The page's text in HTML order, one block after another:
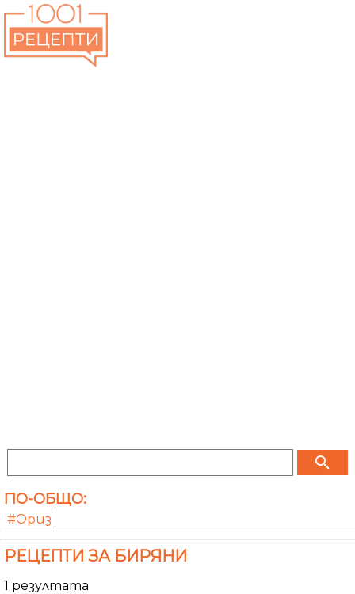
search
ПО-ОБЩО:
#Ориз
РЕЦЕПТИ ЗА БИРЯНИ
1 резултата